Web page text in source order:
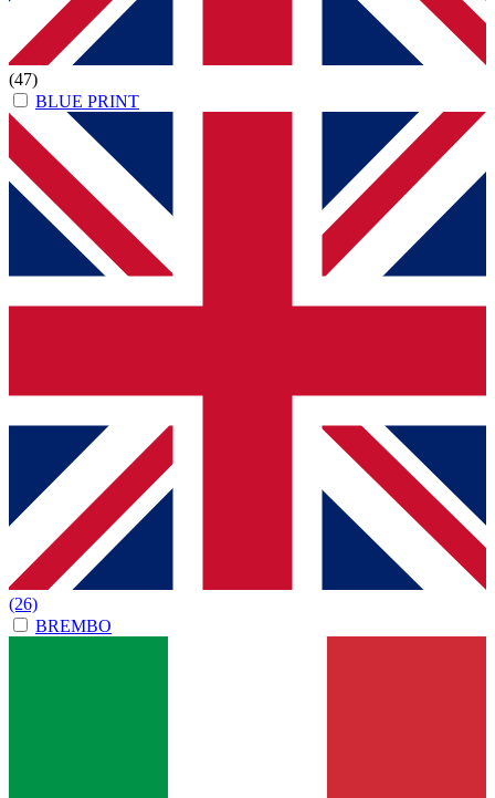
(47)
BLUE PRINT
(26)
BREMBO